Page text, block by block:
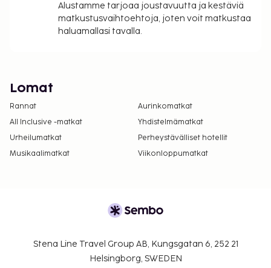
Alustamme tarjoaa joustavuutta ja kestäviä
matkustusvaihtoehtoja, joten voit matkustaa
haluamallasi tavalla.
Lomat
Rannat
Aurinkomatkat
All Inclusive -matkat
Yhdistelmämatkat
Urheilumatkat
Perheystävälliset hotellit
Musikaalimatkat
Viikonloppumatkat
Stena Line Travel Group AB, Kungsgatan 6, 252 21
Helsingborg, SWEDEN